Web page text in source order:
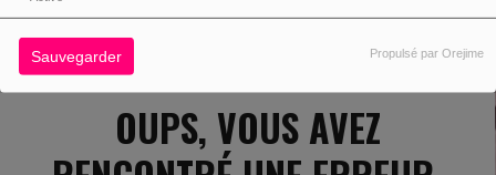
Sauvegarder Propulsé par Orejime
OUPS, VOUS AVEZ